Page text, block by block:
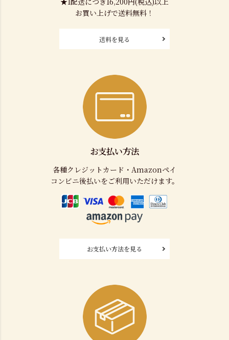
お買い上げで送料無料！
送料を見る
お支払い方法
各種クレジットカード・Amazonペイ
コンビニ後払いをご利用いただけます。
お支払い方法を見る